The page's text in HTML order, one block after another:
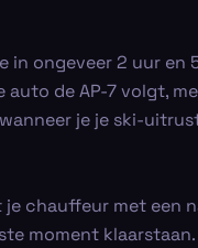
in ongeveer 2 uur
de AP-7 volgt,
je je ski-
chauffeur met een
moment